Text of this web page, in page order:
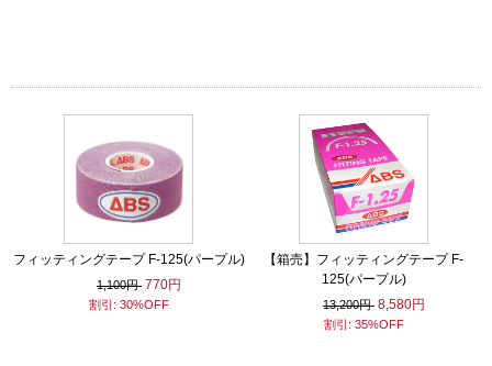
フィッティングテープ F-125(パープル)
1,100円 770円
割引: 30%OFF
【箱売】フィッティングテープ F-
125(パープル)
13,200円 8,580円
割引: 35%OFF